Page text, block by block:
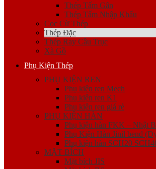
Thép Tấm Gân
Thép Tấm Nhập Khẩu
Cọc Cừ Thép
Thép Đặc
Thép Ray Cầu Trục
Xà Gồ
Phụ Kiện Thép
PHỤ KIỆN REN
Phụ kiện ren Mech
Phụ kiện ren K1
Phụ kiện ren giá rẻ
PHỤ KIỆN HÀN
Phụ kiện hàn FKK – Nhật
Phụ Kiện Hàn Jinil bend
Phụ kiện hàn SCH20
MẶT BÍCH
Mặt bích JIS